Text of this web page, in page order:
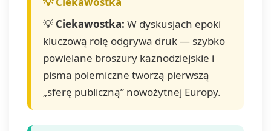
💡 Ciekawostka: W dyskusjach epoki
kluczową rolę odgrywa druk — szybko
powielane broszury kaznodziejskie i
pisma polemiczne tworzą pierwszą
„sferę publiczną” nowożytnej Europy.